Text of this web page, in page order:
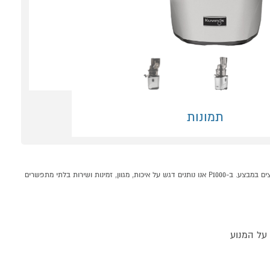
תמונות
מסחטת מיצים KUVINGS REVO830 כסוף קונים אונליין בקטגוריית מסחטות מיץ במחלקת מוצרי חשמל לבית בP1000 - אתר קניות ישראלי בטוח, משתלם ונוח המציע מוצרים מומלצים במבצע. ב-P1000 אנו נותנים דגש על איכות, מגוון, זמינות ושירות בלתי מתפשרים